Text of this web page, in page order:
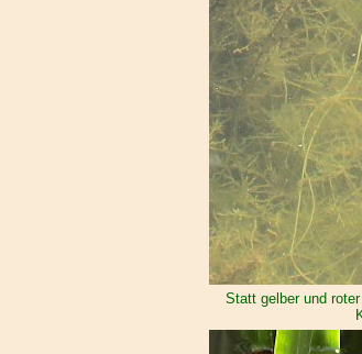
Statt gelber und